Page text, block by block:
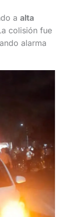
a alta
colisión fue
alarma